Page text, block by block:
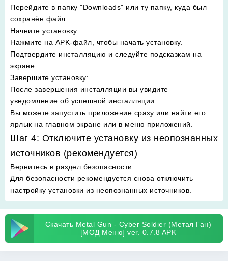
Перейдите в папку "Downloads" или ту папку, куда был
сохранён файл.
Начните установку:
Нажмите на APK-файл, чтобы начать установку.
Подтвердите инсталляцию и следуйте подсказкам на
экране.
Завершите установку:
После завершения инсталляции вы увидите
уведомление об успешной инсталляции.
Вы можете запустить приложение сразу или найти его
ярлык на главном экране или в меню приложений.
Шаг 4: Отключите установку из неопознанных
источников (рекомендуется)
Вернитесь в раздел безопасности:
Для безопасности рекомендуется снова отключить
настройку установки из неопознанных источников.
Скачать Metal Gun - Cyber Soldier (Метал Ган)
[МОД Меню] ver. 0.7.8 APK